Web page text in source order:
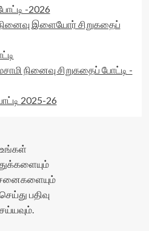
-2026
இளையோர் சிறுகதைப்
நினைவு சிறுகதைப் போட்டி -
2025-26
உங்கள்
பதிவு